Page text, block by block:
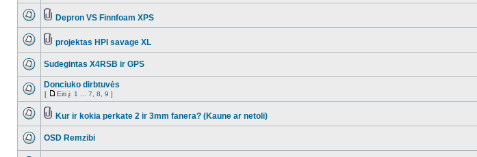
Depron VS Finnfoam XPS
projektas HPI savage XL
Sudegintas X4RSB ir GPS
Donciuko dirbtuvės
[ Eiti į: 1 7 8 9 ]
Kur ir kokia perkate 2 ir 3mm fanera? (Kaune ar netoli)
OSD Remzibi